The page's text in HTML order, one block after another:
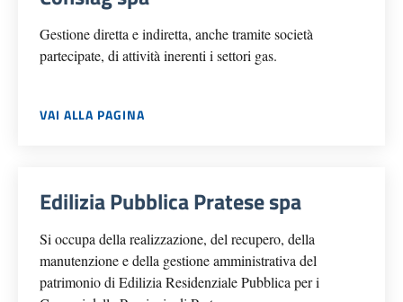
Gestione diretta e indiretta, anche tramite società
partecipate, di attività inerenti i settori gas.
VAI ALLA PAGINA
Edilizia Pubblica Pratese spa
Si occupa della realizzazione, del recupero, della
manutenzione e della gestione amministrativa del
patrimonio di Edilizia Residenziale Pubblica per i